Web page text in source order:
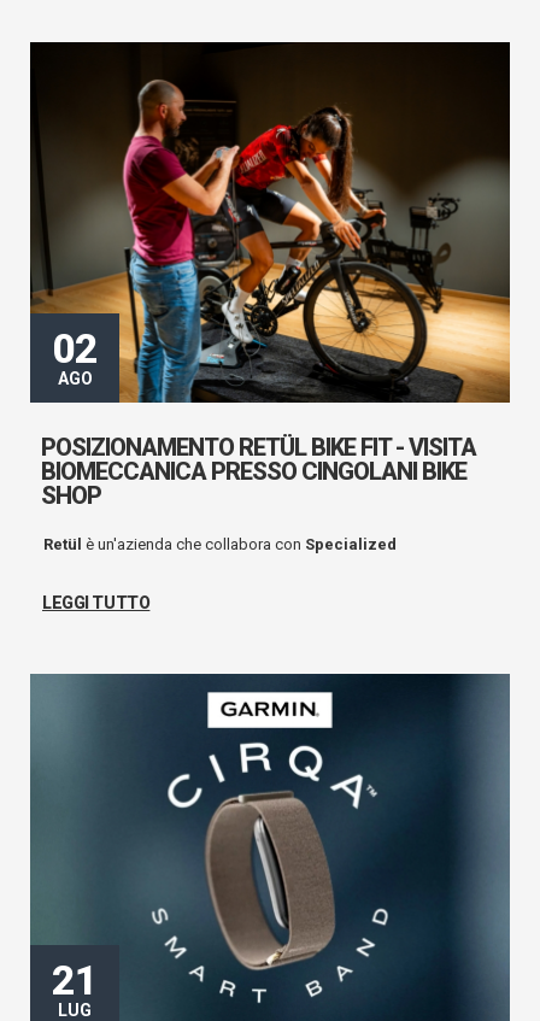
02
AGO
POSIZIONAMENTO RETÜL BIKE FIT - VISITA
BIOMECCANICA PRESSO CINGOLANI BIKE
SHOP
Retül è un'azienda che collabora con Specialized
LEGGI TUTTO
21
LUG